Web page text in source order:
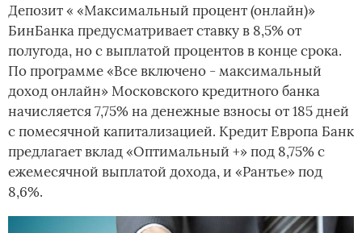
Депозит « «Максимальный процент (онлайн)»
БинБанка предусматривает ставку в 8,5% от
полугода, но с выплатой процентов в конце срока.
По программе «Все включено - максимальный
доход онлайн» Московского кредитного банка
начисляется 7,75% на денежные взносы от 185 дней
с помесячной капитализацией. Кредит Европа Банк
предлагает вклад «Оптимальный +» под 8,75% с
ежемесячной выплатой дохода, и «Рантье» под
8,6%.